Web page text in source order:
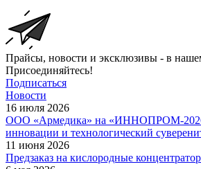
Прайсы, новости и эксклюзивы - в
Присоединяйтесь!
Подписаться
Новости
16 июля 2026
ООО «Армедика» на «ИННОПРОМ-
инновации и технологический
11 июня 2026
Предзаказ на кислородные